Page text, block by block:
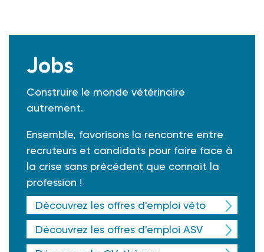
Jobs
Construire le monde vétérinaire
autrement.
Ensemble, favorisons la rencontre entre
recruteurs et candidats pour faire face à
la crise sans précédent que connait la
profession !
Découvrez les offres d'emploi véto
Découvrez les offres d'emploi ASV